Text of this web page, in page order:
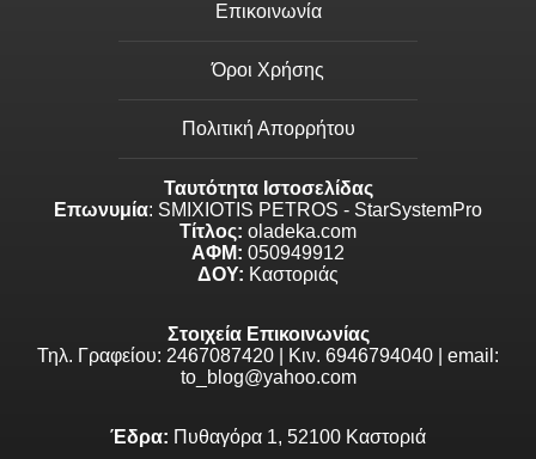
Επικοινωνία
Όροι Χρήσης
Πολιτική Απορρήτου
Ταυτότητα Ιστοσελίδας
Επωνυμία: SMIXIOTIS PETROS - StarSystemPro
Τίτλος: oladeka.com
ΑΦΜ: 050949912
ΔΟΥ: Καστοριάς
Στοιχεία Επικοινωνίας
Τηλ. Γραφείου: 2467087420 | Κιν. 6946794040 | email:
to_blog@yahoo.com
Έδρα: Πυθαγόρα 1, 52100 Καστοριά